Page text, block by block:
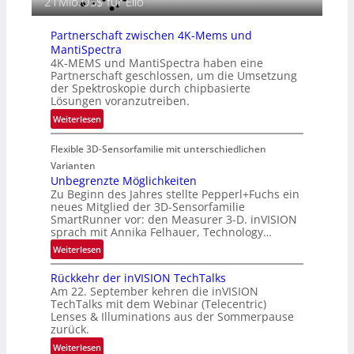
e
n
L
u
f
t
u
a
u
m
f
a
h
r
t
t
e
c
E
A
-
R
e
g
i
o
n
Partnerschaft zwischen 4K-Mems und
MantiSpectra
4K-MEMS und MantiSpectra haben eine
Partnerschaft geschlossen, um die Umsetzung
der Spektroskopie durch chipbasierte
Lösungen voranzutreiben.
Weiterlesen:
P
a
t
n
e
r
s
c
h
a
f
t
Flexible 3D-Sensorfamilie mit unterschiedlichen
Varianten
Unbegrenzte Möglichkeiten
Zu Beginn des Jahres stellte Pepperl+Fuchs ein
neues Mitglied der 3D-Sensorfamilie
SmartRunner vor: den Measurer 3-D. inVISION
sprach mit Annika Felhauer, Technology…
Weiterlesen:
U
n
b
e
g
r
Rückkehr der inVISION TechTalks
Am 22. September kehren die inVISION
TechTalks mit dem Webinar (Telecentric)
Lenses & Illuminations aus der Sommerpause
zurück.
Weiterlesen: